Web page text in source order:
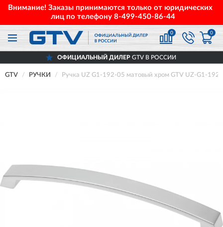
Внимание! Заказы принимаются только от юридических
лиц по телефону 8-499-450-86-44
0 0
ОФИЦИАЛЬНЫЙ ДИЛЕР GTV В РОССИИ
GTV РУЧКИ Ручка UZ G1-192-05 матовый хром GTV UZ-G1-